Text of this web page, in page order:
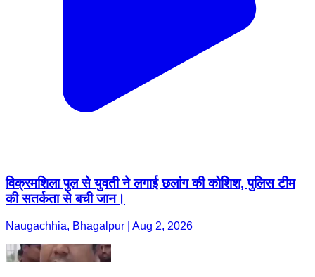
विक्रमशिला पुल से युवती ने लगाई छलांग की कोशिश, पुलिस टीम
की सतर्कता से बची जान।
Naugachhia, Bhagalpur | Aug 2, 2026